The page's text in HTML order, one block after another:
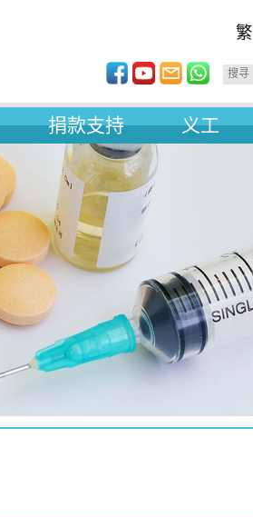
繁
捐款支持 义工